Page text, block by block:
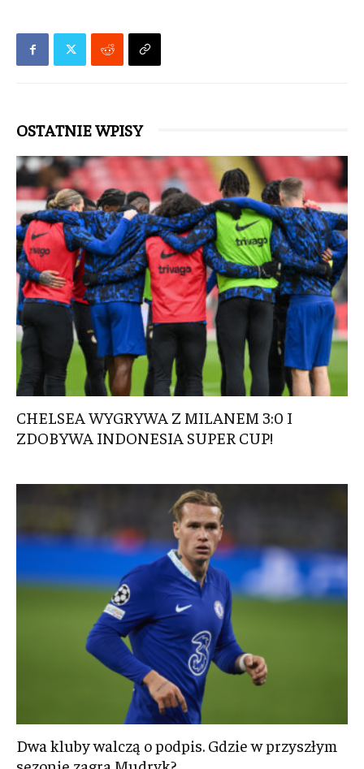
OSTATNIE WPISY
CHELSEA WYGRYWA Z MILANEM 3:0 I
ZDOBYWA INDONESIA SUPER CUP!
Dwa kluby walczą o podpis. Gdzie w przyszłym